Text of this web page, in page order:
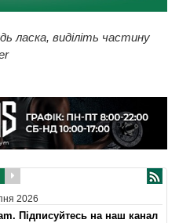
ласка, виділіть частину
2026
Підписуйтесь на наш канал